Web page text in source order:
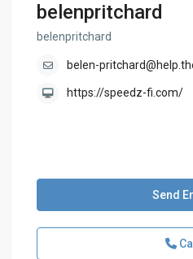
belenpritchard
belenpritchard
belen-
https://speedz-fi.com/
Send
Call